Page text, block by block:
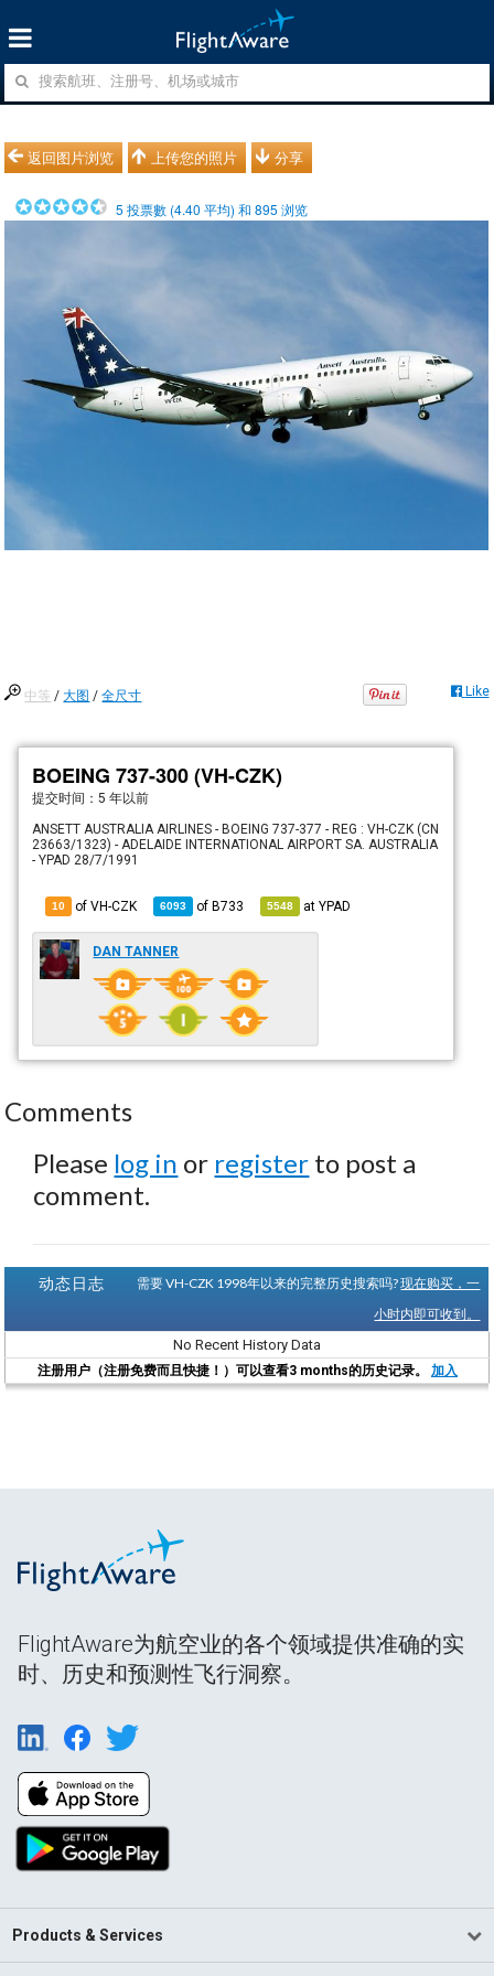
返回图片浏览 上传您的照片 分享
5 投票數 (4.40 平均) 和895 浏览
中等 /大图 /全尺寸 Like
BOEING 737-300 (VH-CZK)
提交时间：5 年以前
ANSETT AUSTRALIA AIRLINES - BOEING 737-377 - REG : VH-CZK (CN
23663/1323) - ADELAIDE INTERNATIONAL AIRPORT SA. AUSTRALIA
- YPAD 28/7/1991
10 of VH-CZK 6093 ofB733 5548 atYPAD
DAN TANNER
Comments
Please log in or register to post a
comment.
动态日志 需要 VH-CZK 1998年以来的完整历史搜索吗?现在购买，一
小时内即可收到。
No Recent History Data
注册用户（注册免费而且快捷！）可以查看3 months的历史记录。 加入
FlightAware为航空业的各个领域提供准确的实
时、历史和预测性飞行洞察。
Products & Services